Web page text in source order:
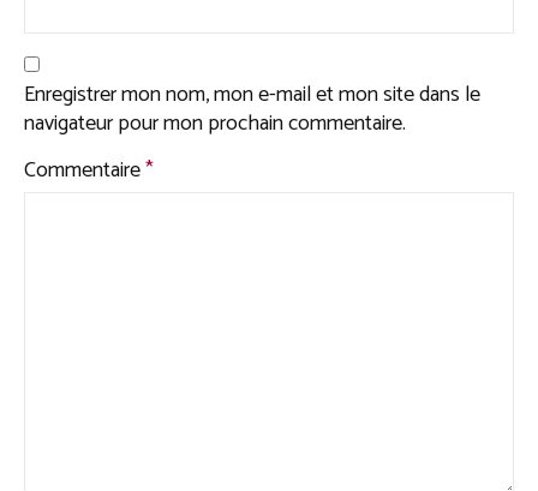
Enregistrer mon nom, mon e-mail et mon site dans le
navigateur pour mon prochain commentaire.
Commentaire*